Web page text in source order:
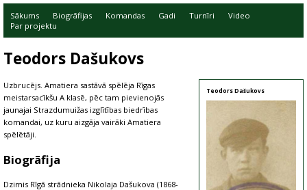
Sākums Biogrāfijas Komandas Gadi Turnīri
Video
Par projektu
Teodors Dašukovs
Teodors Dašukovs
Uzbrucējs. Amatiera sastāvā spēlēja Rīgas
meistarsacīkšu A klasē, pēc tam pievienojās
jaunajai Strazdumuižas izglītības biedrības
komandai, uz kuru aizgāja vairāki Amatiera
spēlētāji.
Biogrāfija
Dzimis Rīgā strādnieka Nikolaja Dašukova (1868-